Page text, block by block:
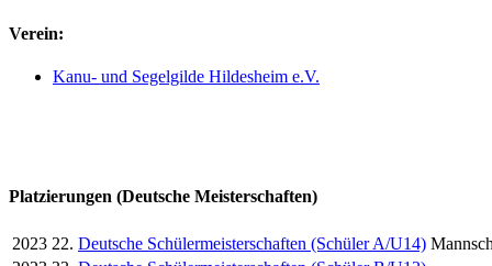
Verein:
Kanu- und Segelgilde Hildesheim e.V.
Platzierungen (Deutsche Meisterschaften)
2023 22. Deutsche Schülermeisterschaften (Schüler A/U14)